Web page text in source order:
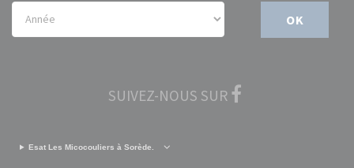
OK
SUIVEZ-NOUS SUR
Esat Les Micocouliers à Sorède.